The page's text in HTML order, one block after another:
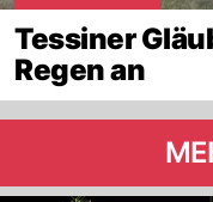
Tessiner
Regen an